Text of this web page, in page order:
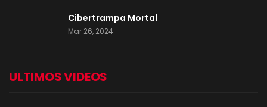
Cibertrampa Mortal
Mar 26, 2024
ULTIMOS VIDEOS